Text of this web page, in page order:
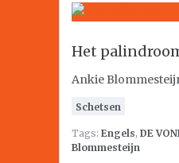
Het
Ankie
Schetsen
Tags: Engels, DE
Blommesteijn